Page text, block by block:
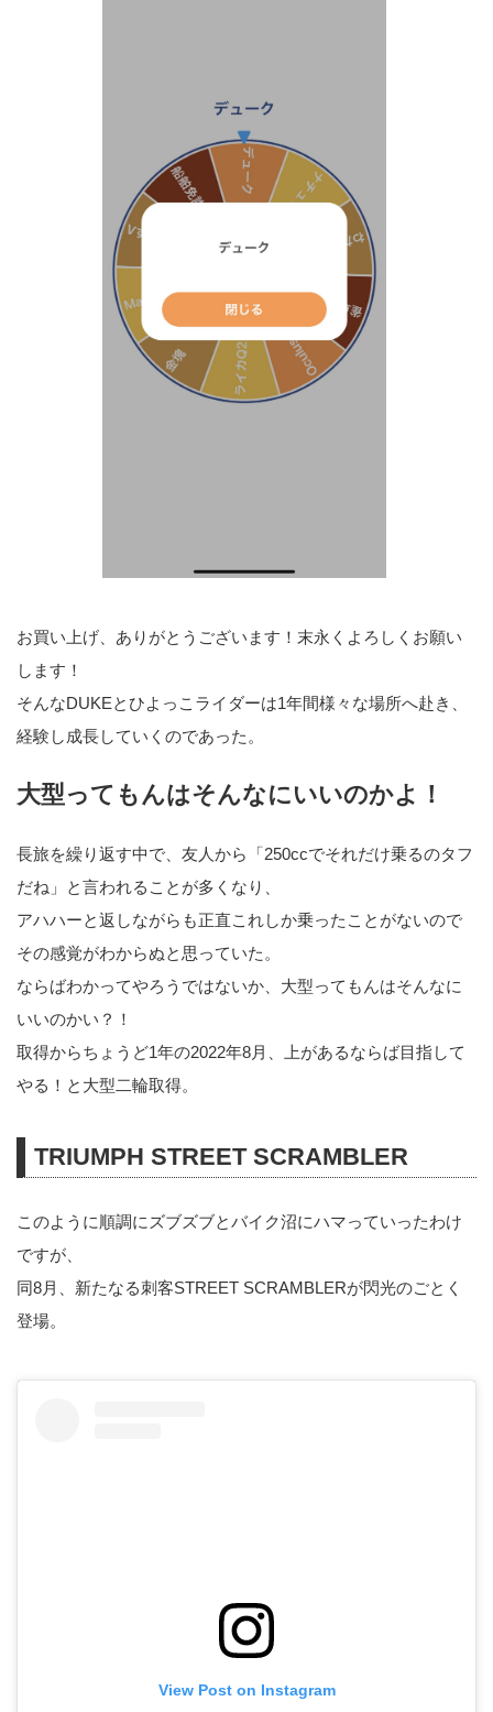
お買い上げ、ありがとうございます！末永くよろしくお願い
します！
そんなDUKEとひよっこライダーは1年間様々な場所へ赴き、
経験し成長していくのであった。
大型ってもんはそんなにいいのかよ！
長旅を繰り返す中で、友人から「250ccでそれだけ乗るのタフ
だね」と言われることが多くなり、
アハハーと返しながらも正直これしか乗ったことがないので
その感覚がわからぬと思っていた。
ならばわかってやろうではないか、大型ってもんはそんなに
いいのかい？！
取得からちょうど1年の2022年8月、上があるならば目指して
やる！と大型二輪取得。
TRIUMPH STREET SCRAMBLER
このように順調にズブズブとバイク沼にハマっていったわけ
ですが、
同8月、新たなる刺客STREET SCRAMBLERが閃光のごとく
登場。
View Post on Instagram